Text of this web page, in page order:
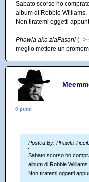
Sabato scorso ho
album di Robbie Williams.
Non tiratemi oggetti
Phawla aka ziaFasani (-->
meglio mettere un
0 punti
Posted By: Phawla
Sabato scorso ho
album di Robbie Williams.
Non tiratemi oggetti